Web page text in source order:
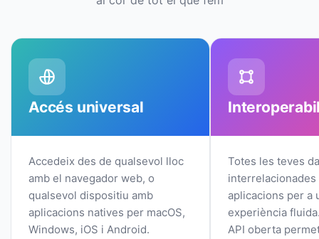
Accés universal
Accedeix des de qualsevol lloc
amb el navegador web, o
qualsevol dispositiu amb
aplicacions natives per macOS,
Windows, iOS i Android.
Totes les teves
aplicacions per a
experiència
API oberta